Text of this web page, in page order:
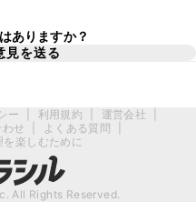
ありますか？
見を送る
ー 利用規約 運営会社
せ
よくある質問
を楽しむために
All Rights Reserved.